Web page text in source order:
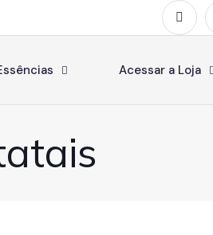
Acessar a Loja